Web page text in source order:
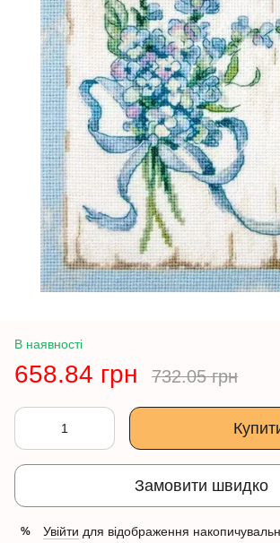
В наявності
658.84 грн 732.05 грн
Замовити швидко
% Увійти для відображення